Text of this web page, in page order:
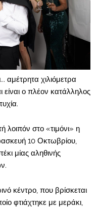
αμέτρητα χιλιόμετρα
είναι ο πλέον κατάλληλος
λοιπόν στο «τιμόνι» η
10 Οκτωβρίου,
μίας αληθινής
κέντρο, που βρίσκεται
φτιάχτηκε με μεράκι,